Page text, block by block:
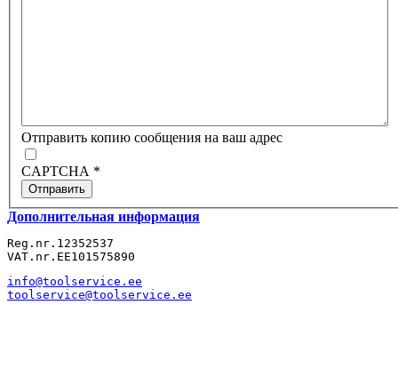
Отправить копию сообщения на ваш адрес
CAPTCHA *
Отправить
Дополнительная информация
Reg.nr.12352537
VAT.nr.EE101575890
info@toolservice.ee
toolservice@toolservice.ee